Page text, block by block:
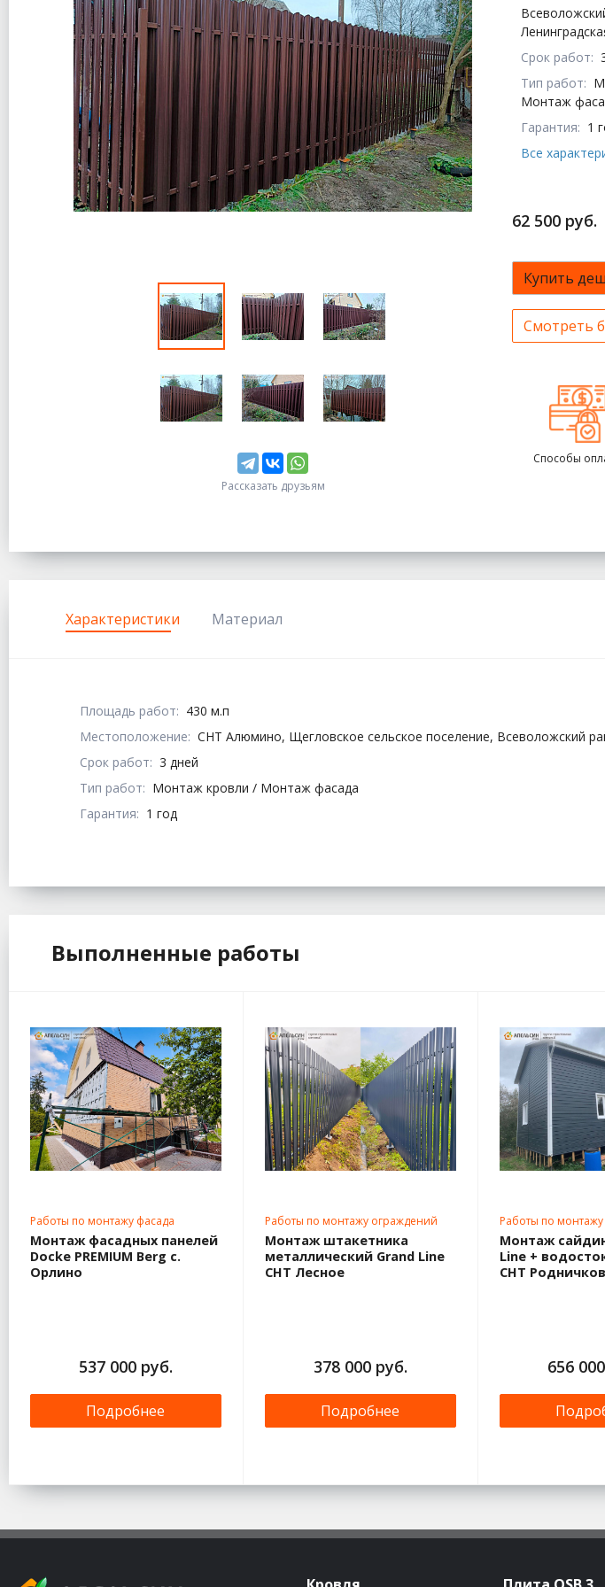
Рассказать друзьям
Срок работ:
Тип работ:
Монтаж
Гарантия: 1
Все
62 500 руб.
Купить
Смотреть
Способы
Характеристики Материал
Площадь работ: 430 м.п
Местоположение: СНТ Алюмино, Щегловское сельское поселение, Всеволожский
Срок работ: 3 дней
Тип работ: Монтаж кровли / Монтаж фасада
Гарантия: 1 год
Выполненные работы
Работы по монтажу фасада
Монтаж фасадных панелей
Docke PREMIUM Berg с.
Орлино
537 000 руб.
Подробнее
Работы по монтажу ограждений
Монтаж штакетника
металлический Grand Line
СНТ Лесное
378 000 руб.
Подробнее
Работы по монтажу
Монтаж
Line +
СНТ
656